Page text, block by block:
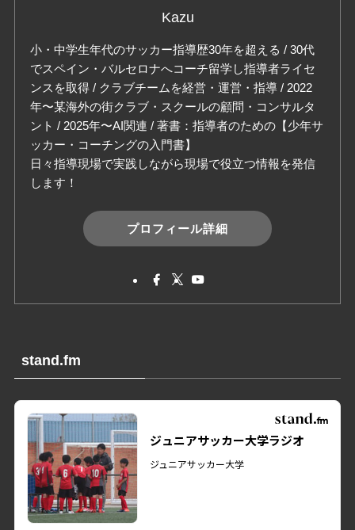
Kazu
小・中学生年代のサッカー指導歴30年を超える / 30代
でスペイン・バルセロナへコーチ留学し指導者ライセ
ンスを取得 / クラブチームを経営・運営・指導 / 2022
年〜某海外の街クラブ・スクールの顧問・コンサルタ
ント / 2025年〜AI関連 / 著書：指導者のための【少年サ
ッカー・コーチングの入門書】
日々指導現場で実践しながら現場で役立つ情報を発信
します！
プロフィール詳細
stand.fm